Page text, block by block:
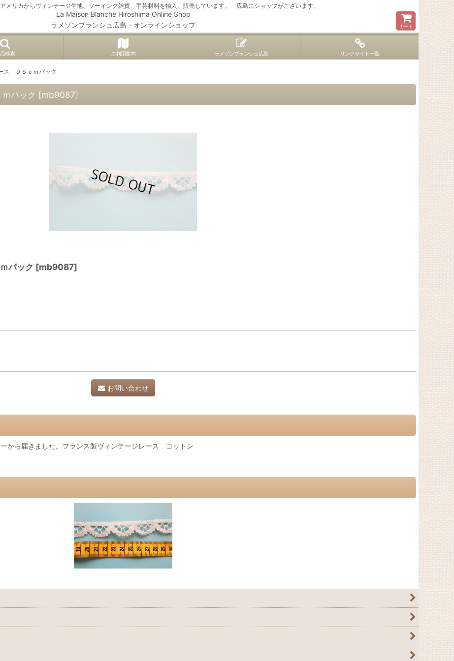
メリカからヴィンテージ生地、ソーイング雑貨、手芸材料を輸入、販売しています。 広島にショップがございます。
La Maison Blanche Hiroshima Online Shop
ラメゾンブランシュ広島・オンラインショップ
カート
検索 ご利用案内 ラメゾンブランシュ広島 リンクサイト一覧
ス ９５ｃｍパック
パック [mb9087]
パック [mb9087]
お問い合わせ
から届きました。フランス製ヴィンテージレース コットン